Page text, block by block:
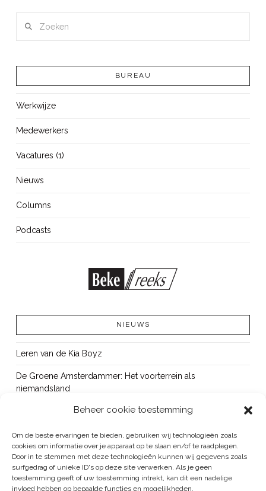
Beheer cookie toestemming
Om de beste ervaringen te bieden, gebruiken wij technologieën zoals
cookies om informatie over je apparaat op te slaan en/of te raadplegen.
Door in te stemmen met deze technologieën kunnen wij gegevens zoals
surfgedrag of unieke ID's op deze site verwerken. Als je geen
toestemming geeft of uw toestemming intrekt, kan dit een nadelige
invloed hebben op bepaalde functies en mogelijkheden.
BUREAU
Werkwijze
Medewerkers
Vacatures (1)
Nieuws
Columns
Podcasts
NIEUWS
Leren van de Kia Boyz
De Groene Amsterdammer: Het voorterrein als
niemandsland
Cursus Wapens op school: signaleren, duiden en handelen
OUT!
Bureau Beke ontwikkelt jeugdmonitor Aruba